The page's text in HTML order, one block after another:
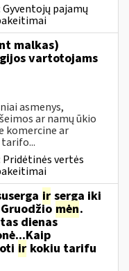
Gyventojų pajamų
malkas)
vartotojams
asmenys,
ar namų ūkio
komercine ar
Pridėtinės vertės
ir serga iki
mėn.
dienas
ir kokiu tarifu